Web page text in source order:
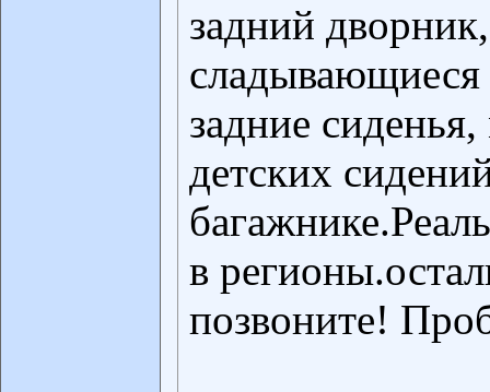
задний
сладывающиеся
задние
детских
в
позвоните!